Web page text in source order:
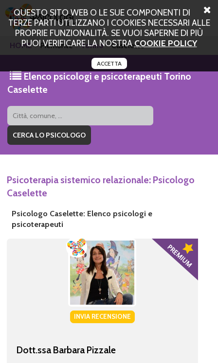
QUESTO SITO WEB O LE SUE COMPONENTI DI
TERZE PARTI UTILIZZANO I COOKIES NECESSARI ALLE
PROPRIE FUNZIONALITÀ. SE VUOI SAPERNE DI PIÙ
PUOI VERIFICARE LA NOSTRACOOKIE POLICY
ACCETTA
HOME Piemonte Torino Caselette
Elenco psicologi e psicoterapeuti Torino
Caselette
Psicoterapia sistemico relazionale: Psicologo
Caselette
Psicologo Caselette: Elenco psicologi e
psicoterapeuti
INVIA RECENSIONE
Dott.ssa Barbara Pizzale